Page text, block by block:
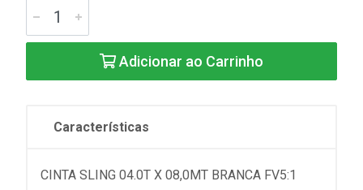
Adicionar ao Carrinho
Características
CINTA SLING 04.0T X 08,0MT BRANCA FV5:1